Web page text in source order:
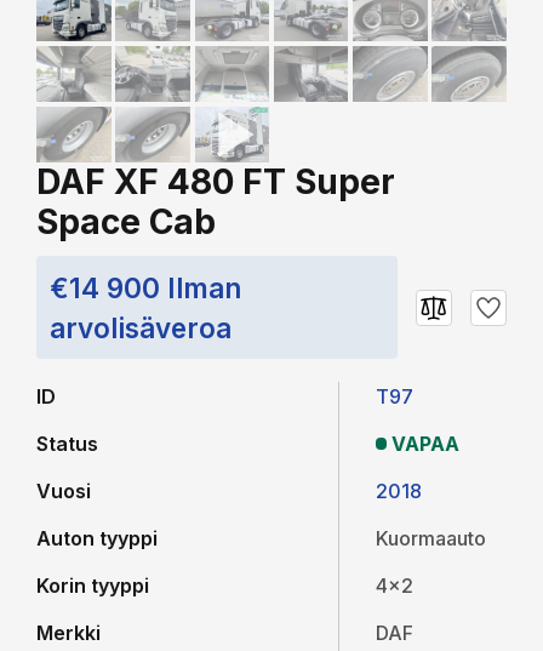
DAF XF 480 FT Super
Space Cab
€14 900 Ilman
arvolisäveroa
ID
Status
Vuosi
Auton tyyppi
Korin tyyppi
Merkki
T97
VAPAA
2018
Kuormaauto
4x2
DAF